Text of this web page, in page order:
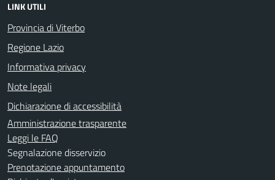
LINK UTILI
Provincia di Viterbo
Regione Lazio
Informativa privacy
Note legali
Dichiarazione di accessibilità
Amministrazione trasparente
Leggi le FAQ
Segnalazione disservizio
Prenotazione appuntamento